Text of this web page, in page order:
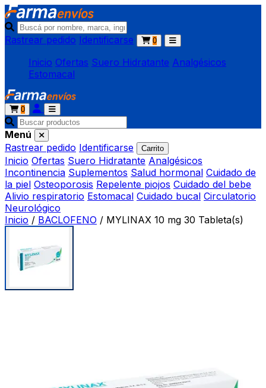
Rastrear pedido Identificarse 0
Inicio Ofertas Suero Hidratante Analgésicos
Estomacal
0
Menú
Rastrear pedido Identificarse Carrito
Inicio Ofertas Suero Hidratante Analgésicos
Incontinencia Suplementos Salud hormonal Cuidado de
la piel Osteoporosis Repelente piojos Cuidado del bebe
Alivio respiratorio Estomacal Cuidado bucal Circulatorio
Neurológico
Inicio / BACLOFENO / MYLINAX 10 mg 30 Tableta(s)